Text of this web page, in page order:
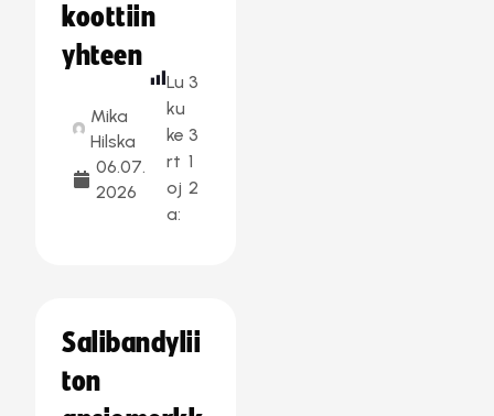
koottiin
yhteen
Mika
Hilska
06.07.
2026
Lu
ku
ke
rt
oj
a:
3
3
1
2
Salibandylii
ton